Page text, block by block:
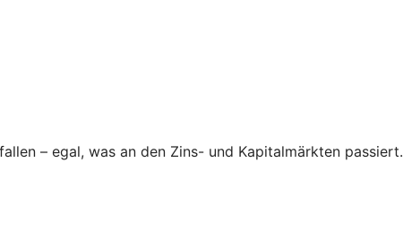
– egal, was an den Zins- und Kapitalmärkten passiert.